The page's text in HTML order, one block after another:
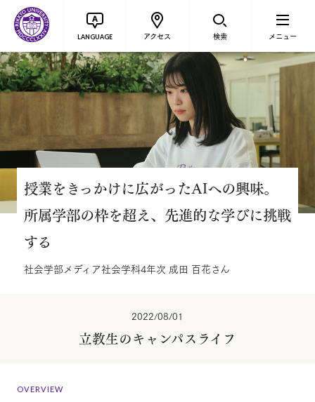
LANGUAGE アクセス 検索 メニュー
授業をきっかけに広がったAIへの興味。
所属学部の枠を超え、先進的な学びに挑戦
する
社会学部メディア社会学科4年次 成田 百花さん
2022/08/01
立教生のキャンパスライフ
OVERVIEW